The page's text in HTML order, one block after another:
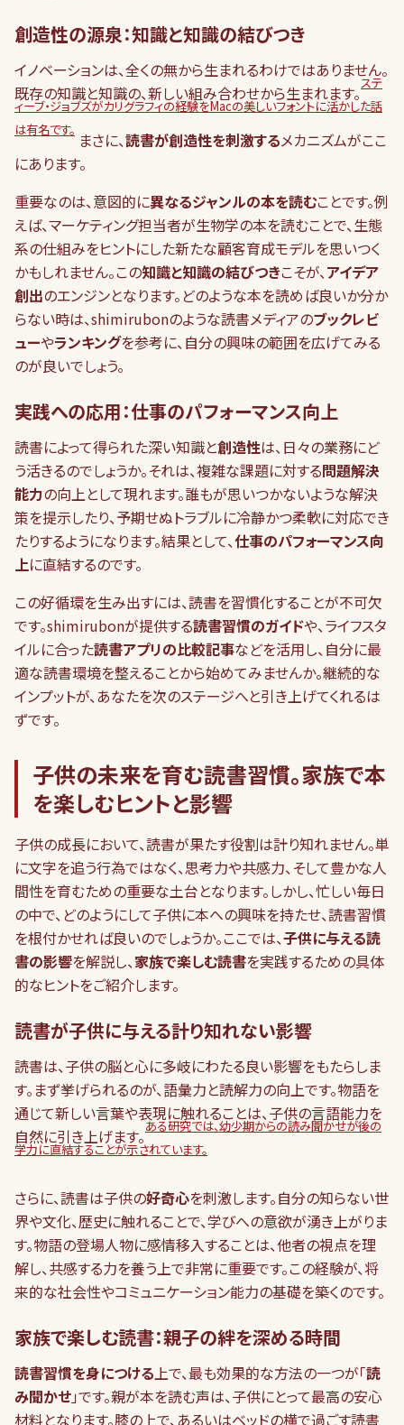
創造性の源泉：知識と知識の結びつき
イノベーションは、全くの無から生まれるわけではありません。
既存の知識と知識の、新しい組み合わせから生まれます。ステ
ィーブ・ジョブズがカリグラフィの経験をMacの美しいフォントに活かした話
は有名です。 まさに、読書が創造性を刺激するメカニズムがここ
にあります。
重要なのは、意図的に異なるジャンルの本を読むことです。例
えば、マーケティング担当者が生物学の本を読むことで、生態
系の仕組みをヒントにした新たな顧客育成モデルを思いつく
かもしれません。この知識と知識の結びつきこそが、アイデア
創出のエンジンとなります。どのような本を読めば良いか分か
らない時は、shimirubonのような読書メディアのブックレビ
ューやランキングを参考に、自分の興味の範囲を広げてみる
のが良いでしょう。
実践への応用：仕事のパフォーマンス向上
読書によって得られた深い知識と創造性は、日々の業務にど
う活きるのでしょうか。それは、複雑な課題に対する問題解決
能力の向上として現れます。誰もが思いつかないような解決
策を提示したり、予期せぬトラブルに冷静かつ柔軟に対応でき
たりするようになります。結果として、仕事のパフォーマンス向
上に直結するのです。
この好循環を生み出すには、読書を習慣化することが不可欠
です。shimirubonが提供する読書習慣のガイドや、ライフスタ
イルに合った読書アプリの比較記事などを活用し、自分に最
適な読書環境を整えることから始めてみませんか。継続的な
インプットが、あなたを次のステージへと引き上げてくれるは
ずです。
子供の未来を育む読書習慣。家族で本
を楽しむヒントと影響
子供の成長において、読書が果たす役割は計り知れません。単
に文字を追う行為ではなく、思考力や共感力、そして豊かな人
間性を育むための重要な土台となります。しかし、忙しい毎日
の中で、どのようにして子供に本への興味を持たせ、読書習慣
を根付かせれば良いのでしょうか。ここでは、子供に与える読
書の影響を解説し、家族で楽しむ読書を実践するための具体
的なヒントをご紹介します。
読書が子供に与える計り知れない影響
読書は、子供の脳と心に多岐にわたる良い影響をもたらしま
す。まず挙げられるのが、語彙力と読解力の向上です。物語を
通じて新しい言葉や表現に触れることは、子供の言語能力を
自然に引き上げます。ある研究では、幼少期からの読み聞かせが後の
学力に直結することが示されています。
さらに、読書は子供の好奇心を刺激します。自分の知らない世
界や文化、歴史に触れることで、学びへの意欲が湧き上がりま
す。物語の登場人物に感情移入することは、他者の視点を理
解し、共感する力を養う上で非常に重要です。この経験が、将
来的な社会性やコミュニケーション能力の基礎を築くのです。
家族で楽しむ読書：親子の絆を深める時間
読書習慣を身につける上で、最も効果的な方法の一つが「読
み聞かせ」です。親が本を読む声は、子供にとって最高の安心
材料となります。膝の上で、あるいはベッドの横で過ごす読書